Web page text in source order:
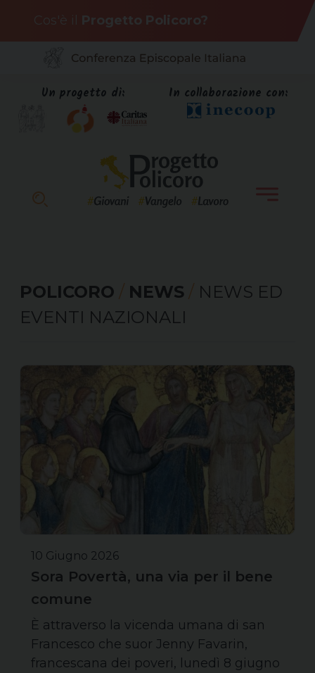
content
Cos'è il Progetto Policoro?
Un progetto di: In collaborazione con:
POLICORO / NEWS / NEWS ED
EVENTI NAZIONALI
10 Giugno 2026
Sora Povertà, una via per il bene
comune
È attraverso la vicenda umana di san
Francesco che suor Jenny Favarin,
francescana dei poveri, lunedì 8 giugno